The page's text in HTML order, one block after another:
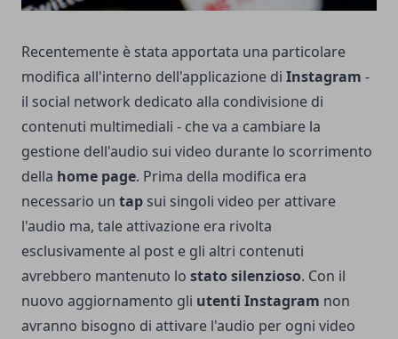
Recentemente è stata apportata una particolare
modifica all'interno dell'applicazione di Instagram -
il social network dedicato alla condivisione di
contenuti multimediali - che va a cambiare la
gestione dell'audio sui video durante lo scorrimento
della home page. Prima della modifica era
necessario un tap sui singoli video per attivare
l'audio ma, tale attivazione era rivolta
esclusivamente al post e gli altri contenuti
avrebbero mantenuto lo stato silenzioso. Con il
nuovo aggiornamento gli utenti Instagram non
avranno bisogno di attivare l'audio per ogni video